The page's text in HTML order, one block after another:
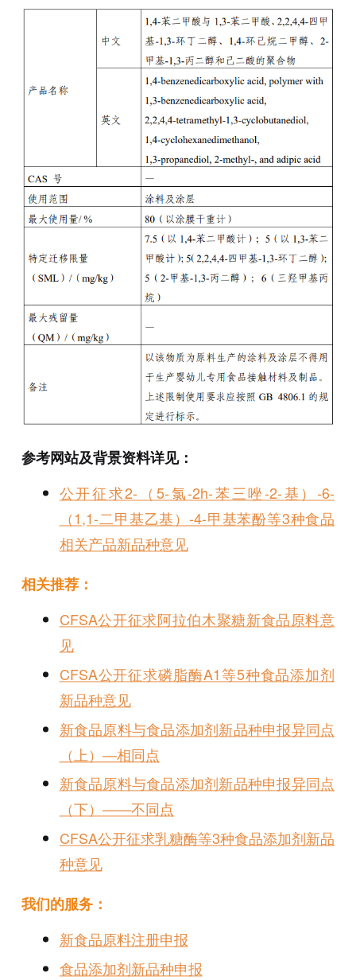
参考网站及背景资料详见：
公开征求2-（5-氯-2h-苯三唑-2-基）-6-
（1,1-二甲基乙基）-4-甲基苯酚等3种食品
相关产品新品种意见
相关推荐：
CFSA公开征求阿拉伯木聚糖新食品原料意
见
CFSA公开征求磷脂酶A1等5种食品添加剂
新品种意见
新食品原料与食品添加剂新品种申报异同点
（上）—相同点
新食品原料与食品添加剂新品种申报异同点
（下）——不同点
CFSA公开征求乳糖酶等3种食品添加剂新品
种意见
我们的服务：
新食品原料注册申报
食品添加剂新品种申报